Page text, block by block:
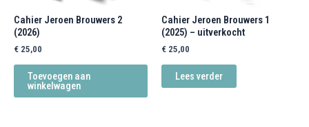
Cahier Jeroen Brouwers 2
(2026)
€ 25,00
Toevoegen aan
winkelwagen
Cahier Jeroen Brouwers 1
(2025) – uitverkocht
€ 25,00
Lees verder